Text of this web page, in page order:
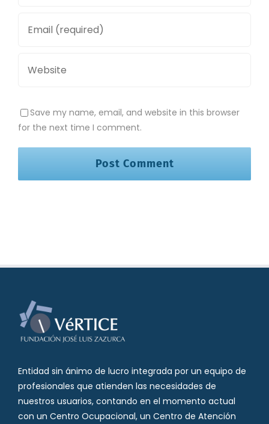
Save my name, email, and website in this browser
for the next time I comment.
Entidad sin ánimo de lucro integrada por un equipo de
profesionales que atienden las necesidades de
nuestros usuarios, contando en el momento actual
con un Centro Ocupacional, un Centro de Atención